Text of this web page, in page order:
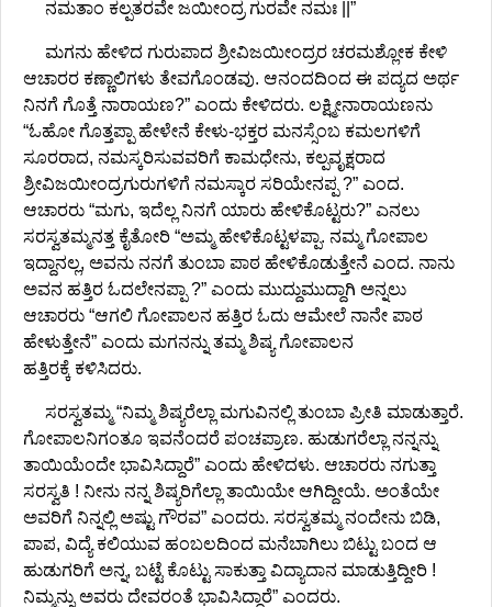
ನಮತಾಂ ಕಲ್ಪತರವೇ ಜಯೀಂದ್ರ ಗುರವೇ ನಮಃ ||”
ಮಗನು ಹೇಳಿದ ಗುರುಪಾದ ಶ್ರೀವಿಜಯೀಂದ್ರರ ಚರಮಶ್ಲೋಕ ಕೇಳಿ
ಆಚಾರರ ಕಣ್ಣಾಲಿಗಳು ತೇವಗೊಂಡವು. ಆನಂದದಿಂದ ಈ ಪದ್ಯದ ಅರ್ಥ
ನಿನಗೆ ಗೊತ್ತೆ ನಾರಾಯಣ?” ಎಂದು ಕೇಳಿದರು. ಲಕ್ಷ್ಮೀನಾರಾಯಣನು
“ಓಹೋ ಗೊತ್ತಪ್ಪಾ ಹೇಳೇನೆ ಕೇಳು-ಭಕ್ತರ ಮನಸ್ಸೆಂಬ ಕಮಲಗಳಿಗೆ
ಸೂರರಾದ, ನಮಸ್ಕರಿಸುವವರಿಗೆ ಕಾಮಧೇನು, ಕಲ್ಪವೃಕ್ಷರಾದ
ಶ್ರೀವಿಜಯೀಂದ್ರಗುರುಗಳಿಗೆ ನಮಸ್ಕಾರ ಸರಿಯೇನಪ್ಪ ?” ಎಂದ.
ಆಚಾರರು “ಮಗು, ಇದೆಲ್ಲ ನಿನಗೆ ಯಾರು ಹೇಳಿಕೊಟ್ಟರು?” ಎನಲು
ಸರಸ್ವತಮ್ಮನತ್ತ ಕೈತೋರಿ “ಅಮ್ಮ ಹೇಳಿಕೊಟ್ಟಳಪ್ಪಾ. ನಮ್ಮ ಗೋಪಾಲ
ಇದ್ದಾನಲ್ಲ, ಅವನು ನನಗೆ ತುಂಬಾ ಪಾಠ ಹೇಳಿಕೊಡುತ್ತೇನೆ ಎಂದ. ನಾನು
ಅವನ ಹತ್ತಿರ ಓದಲೇನಪ್ಪಾ ?” ಎಂದು ಮುದ್ದುಮುದ್ದಾಗಿ ಅನ್ನಲು
ಆಚಾರರು “ಆಗಲಿ ಗೋಪಾಲನ ಹತ್ತಿರ ಓದು ಆಮೇಲೆ ನಾನೇ ಪಾಠ
ಹೇಳುತ್ತೇನೆ” ಎಂದು ಮಗನನ್ನು ತಮ್ಮ ಶಿಷ್ಯ ಗೋಪಾಲನ
ಹತ್ತಿರಕ್ಕೆ ಕಳಿಸಿದರು.
ಸರಸ್ವತಮ್ಮ “ನಿಮ್ಮ ಶಿಷ್ಯರೆಲ್ಲಾ ಮಗುವಿನಲ್ಲಿ ತುಂಬಾ ಪ್ರೀತಿ ಮಾಡುತ್ತಾರೆ.
ಗೋಪಾಲನಿಗಂತೂ ಇವನೆಂದರೆ ಪಂಚಪ್ರಾಣ. ಹುಡುಗರೆಲ್ಲಾ ನನ್ನನ್ನು
ತಾಯಿಯೆಂದೇ ಭಾವಿಸಿದ್ದಾರೆ” ಎಂದು ಹೇಳಿದಳು. ಆಚಾರರು ನಗುತ್ತಾ
ಸರಸ್ವತಿ ! ನೀನು ನನ್ನ ಶಿಷ್ಯರಿಗೆಲ್ಲಾ ತಾಯಿಯೇ ಆಗಿದ್ದೀಯೆ. ಅಂತೆಯೇ
ಅವರಿಗೆ ನಿನ್ನಲ್ಲಿ ಅಷ್ಟು ಗೌರವ” ಎಂದರು. ಸರಸ್ವತಮ್ಮ ನಂದೇನು ಬಿಡಿ,
ಪಾಪ, ವಿದ್ಯೆ ಕಲಿಯುವ ಹಂಬಲದಿಂದ ಮನೆಬಾಗಿಲು ಬಿಟ್ಟು ಬಂದ ಆ
ಹುಡುಗರಿಗೆ ಅನ್ನ, ಬಟ್ಟೆ ಕೊಟ್ಟು ಸಾಕುತ್ತಾ ವಿದ್ಯಾದಾನ ಮಾಡುತ್ತಿದ್ದೀರಿ !
ನಿಮ್ಮನ್ನು ಅವರು ದೇವರಂತೆ ಭಾವಿಸಿದ್ದಾರೆ” ಎಂದರು.